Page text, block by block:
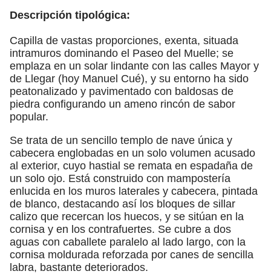
Descripción tipológica:
Capilla de vastas proporciones, exenta, situada
intramuros dominando el Paseo del Muelle; se
emplaza en un solar lindante con las calles Mayor y
de Llegar (hoy Manuel Cué), y su entorno ha sido
peatonalizado y pavimentado con baldosas de
piedra configurando un ameno rincón de sabor
popular.
Se trata de un sencillo templo de nave única y
cabecera englobadas en un solo volumen acusado
al exterior, cuyo hastial se remata en espadaña de
un solo ojo. Está construido con mampostería
enlucida en los muros laterales y cabecera, pintada
de blanco, destacando así los bloques de sillar
calizo que recercan los huecos, y se sitúan en la
cornisa y en los contrafuertes. Se cubre a dos
aguas con caballete paralelo al lado largo, con la
cornisa moldurada reforzada por canes de sencilla
labra, bastante deteriorados.